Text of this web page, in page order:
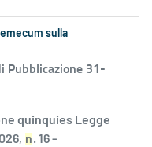
sulla
Pubblicazione 31-
quinquies Legge
n. 16 -